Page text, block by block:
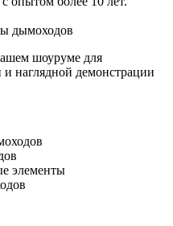
дымоходов
шоуруме для
и наглядной демонстрации
элементы